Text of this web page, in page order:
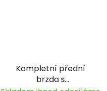
Kompletní přední
brzda s